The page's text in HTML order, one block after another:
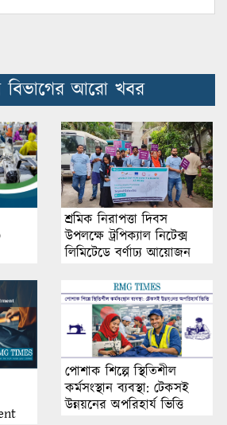
বিভাগের আরো খবর
শ্রমিক নিরাপত্তা দিবস
উপলক্ষে ট্রপিক্যাল নিটেক্স
লিমিটেডে বর্ণাঢ্য আয়োজন
পোশাক শিল্পে স্থিতিশীল
কর্মসংস্থান ব্যবস্থা: টেকসই
উন্নয়নের অপরিহার্য ভিত্তি